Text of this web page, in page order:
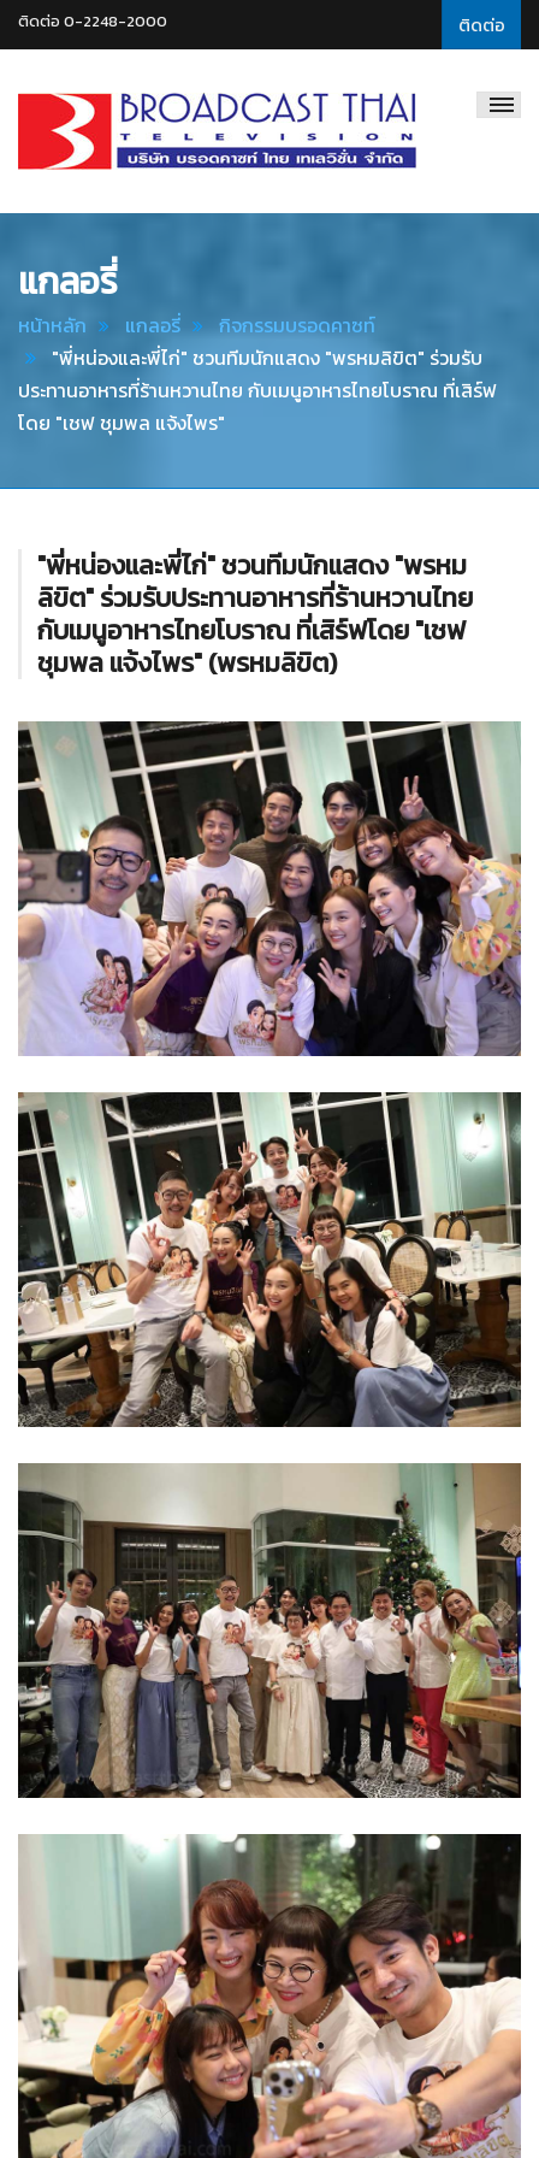
ติดต่อ
ติดต่อ 0-2248-2000
Thai
แกลอรี่
หน้าหลัก แกลอรี่
กิจกรรมบรอดคาซท์
"พี่หน่องและพี่ไก่" ชวนทีมนักแสดง "พรหมลิขิต" ร่วมรับ
ประทานอาหารที่ร้านหวานไทย กับเมนูอาหารไทยโบราณ ที่เสิร์ฟ
โดย "เชฟ ชุมพล แจ้งไพร"
"พี่หน่องและพี่ไก่" ชวนทีมนักแสดง "พรหม
ลิขิต" ร่วมรับประทานอาหารที่ร้านหวานไทย
กับเมนูอาหารไทยโบราณ ที่เสิร์ฟโดย "เชฟ
ชุมพล แจ้งไพร" (พรหมลิขิต)